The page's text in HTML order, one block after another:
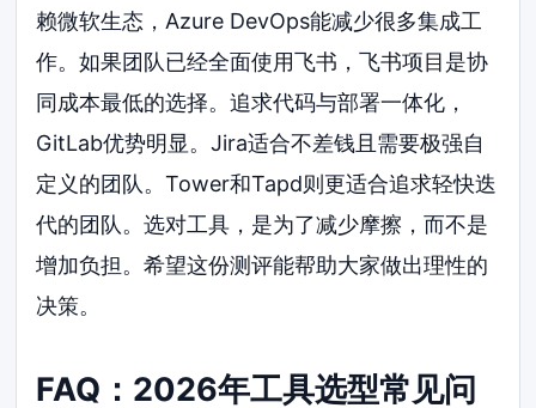
赖微软生态，Azure DevOps能减少很多集成工
作。如果团队已经全面使用飞书，飞书项目是协
同成本最低的选择。追求代码与部署一体化，
GitLab优势明显。Jira适合不差钱且需要极强自
定义的团队。Tower和Tapd则更适合追求轻快迭
代的团队。选对工具，是为了减少摩擦，而不是
增加负担。希望这份测评能帮助大家做出理性的
决策。
FAQ：2026年工具选型常见问